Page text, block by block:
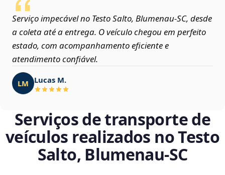
Serviço impecável no Testo Salto, Blumenau‑SC, desde
a coleta até a entrega. O veículo chegou em perfeito
estado, com acompanhamento eficiente e
atendimento confiável.
LM Lucas M.
Serviços de transporte de
veículos realizados no Testo
Salto, Blumenau‑SC